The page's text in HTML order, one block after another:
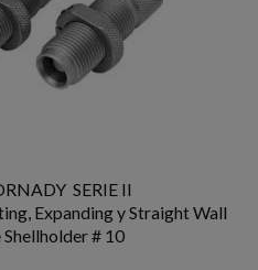
SERIE II
Expanding y Straight Wall
# 10